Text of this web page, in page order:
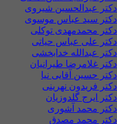
دکتر عبدالحسین شیروی
دکتر سید عباس موسوی
دکتر محمدمهدی توکلی
دکتر علی عباس حیاتی
دکتر عبدالله خدابخشی
دکتر غلامرضا طیرانیان
دکتر حسین آقایی نیا
دکتر فریدون نهرینی
دکتر ایرج گلدوزیان
دکتر محمد آشوری
دکتر محمد مصدق